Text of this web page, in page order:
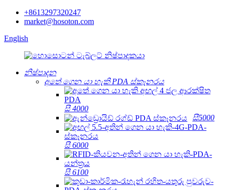
+8613297320247
market@hosoton.com
English
නිෂ්පාදන
අතේ ගෙන යා හැකි PDA ස්කෑනරය
සී 4000
සී5000
සී 6000
සී 6100